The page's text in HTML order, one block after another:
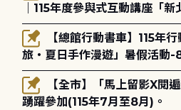
｜115年度參與式互動講座「
場！
旅・夏日手作漫遊」暑假活動
報名
踴躍參加(115年7月至8月)。